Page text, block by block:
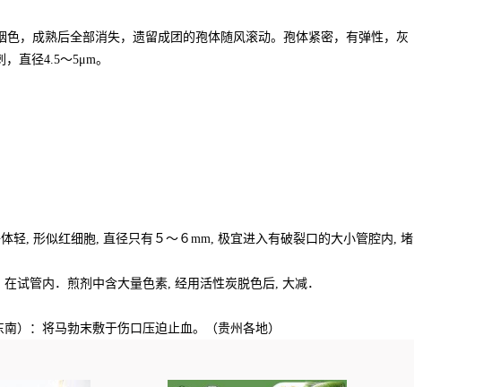
，成熟后全部消失，遗留成团的孢体随风滚动。孢体紧密，有弹性，灰
直径4.5～5μm。
, 形似红细胞, 直径只有５～６mm, 极宜进入有破裂口的大小管腔内, 堵
管内．煎剂中含大量色素, 经用活性炭脱色后, 大减．
）：将马勃末敷于伤口压迫止血。（贵州各地）